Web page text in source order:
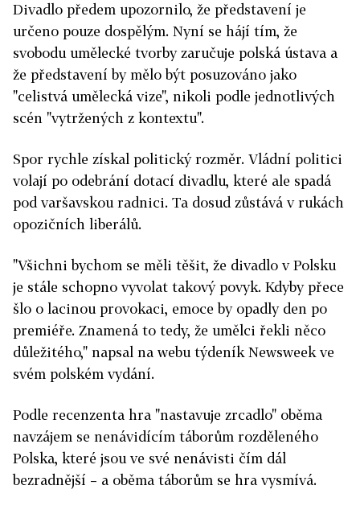
Divadlo předem upozornilo, že představení je
určeno pouze dospělým. Nyní se hájí tím, že
svobodu umělecké tvorby zaručuje polská ústava a
že představení by mělo být posuzováno jako
"celistvá umělecká vize", nikoli podle jednotlivých
scén "vytržených z kontextu".
Spor rychle získal politický rozměr. Vládní politici
volají po odebrání dotací divadlu, které ale spadá
pod varšavskou radnici. Ta dosud zůstává v rukách
opozičních liberálů.
"Všichni bychom se měli těšit, že divadlo v Polsku
je stále schopno vyvolat takový povyk. Kdyby přece
šlo o lacinou provokaci, emoce by opadly den po
premiéře. Znamená to tedy, že umělci řekli něco
důležitého," napsal na webu týdeník Newsweek ve
svém polském vydání.
Podle recenzenta hra "nastavuje zrcadlo" oběma
navzájem se nenávidícím táborům rozděleného
Polska, které jsou ve své nenávisti čím dál
bezradnější – a oběma táborům se hra vysmívá.